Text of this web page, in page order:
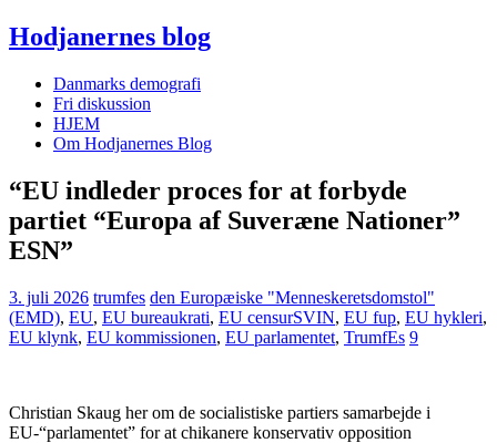
Hodjanernes blog
Danmarks demografi
Fri diskussion
HJEM
Om Hodjanernes Blog
“EU indleder proces for at forbyde
partiet “Europa af Suveræne Nationer”
ESN”
3. juli 2026 trumfes den Europæiske "Menneskeretsdomstol"
(EMD), EU, EU bureaukrati, EU censurSVIN, EU fup, EU hykleri,
EU klynk, EU kommissionen, EU parlamentet, TrumfEs 9
Christian Skaug her om de socialistiske partiers samarbejde i
EU-“parlamentet” for at chikanere konservativ opposition